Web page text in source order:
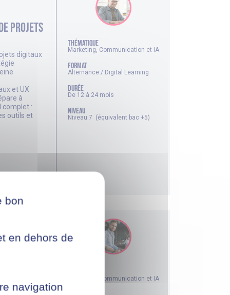
projets
digitaux
et UX
à
complet :
outils et
thématique
Marketing, Communication et IA
FORMAT
Alternance / Digital Learning
DURÉE
De 12 à 24 mois
NIVEAU
Niveau 7 (équivalent bac +5)
le
Marketing, Communication et IA
bon
en dehors de
navigation